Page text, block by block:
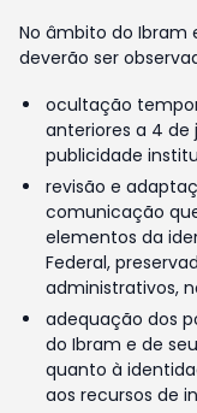
No âmbito do Ibram
deverão ser
ocultação
anteriores a 4 de
publicidade
revisão e
comunicação
elementos da
Federal,
administrativos,
adequação dos
do Ibram e de
quanto à
aos recursos de